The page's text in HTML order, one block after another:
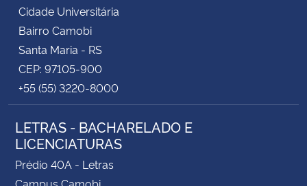
Cidade Universitária
Bairro Camobi
Santa Maria - RS
CEP: 97105-900
+55 (55) 3220-8000
LETRAS - BACHARELADO E
LICENCIATURAS
Prédio 40A - Letras
Campus Camobi